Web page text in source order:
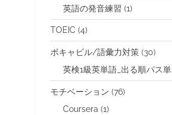
英語の発音練習 (1)
TOEIC (4)
ボキャビル/語彙力対策 (30)
英検1級英単語_出る順パス単
モチベーション (76)
Coursera (1)